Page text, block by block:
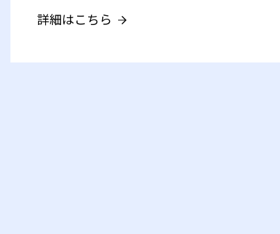
詳細はこちら